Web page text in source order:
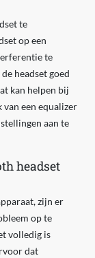
te
op een
te
headset goed
kan helpen bij
van een equalizer
aan te
headset
zijn er
op te
volledig is
dat